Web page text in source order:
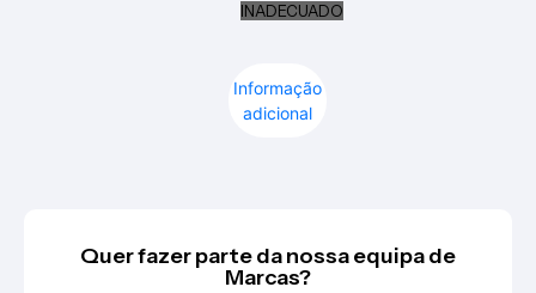
Informação
adicional
INADECUADO
Quer fazer parte da nossa equipa de
Marcas?